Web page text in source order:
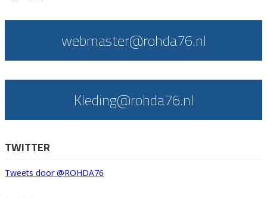
webmaster@rohda76.nl
Kleding@rohda76.nl
TWITTER
Tweets door @ROHDA76